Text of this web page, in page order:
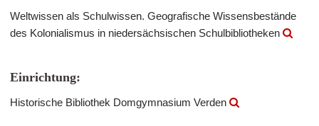
Weltwissen als Schulwissen. Geografische Wissensbestände
des Kolonialismus in niedersächsischen Schulbibliotheken
Einrichtung:
Historische Bibliothek Domgymnasium Verden